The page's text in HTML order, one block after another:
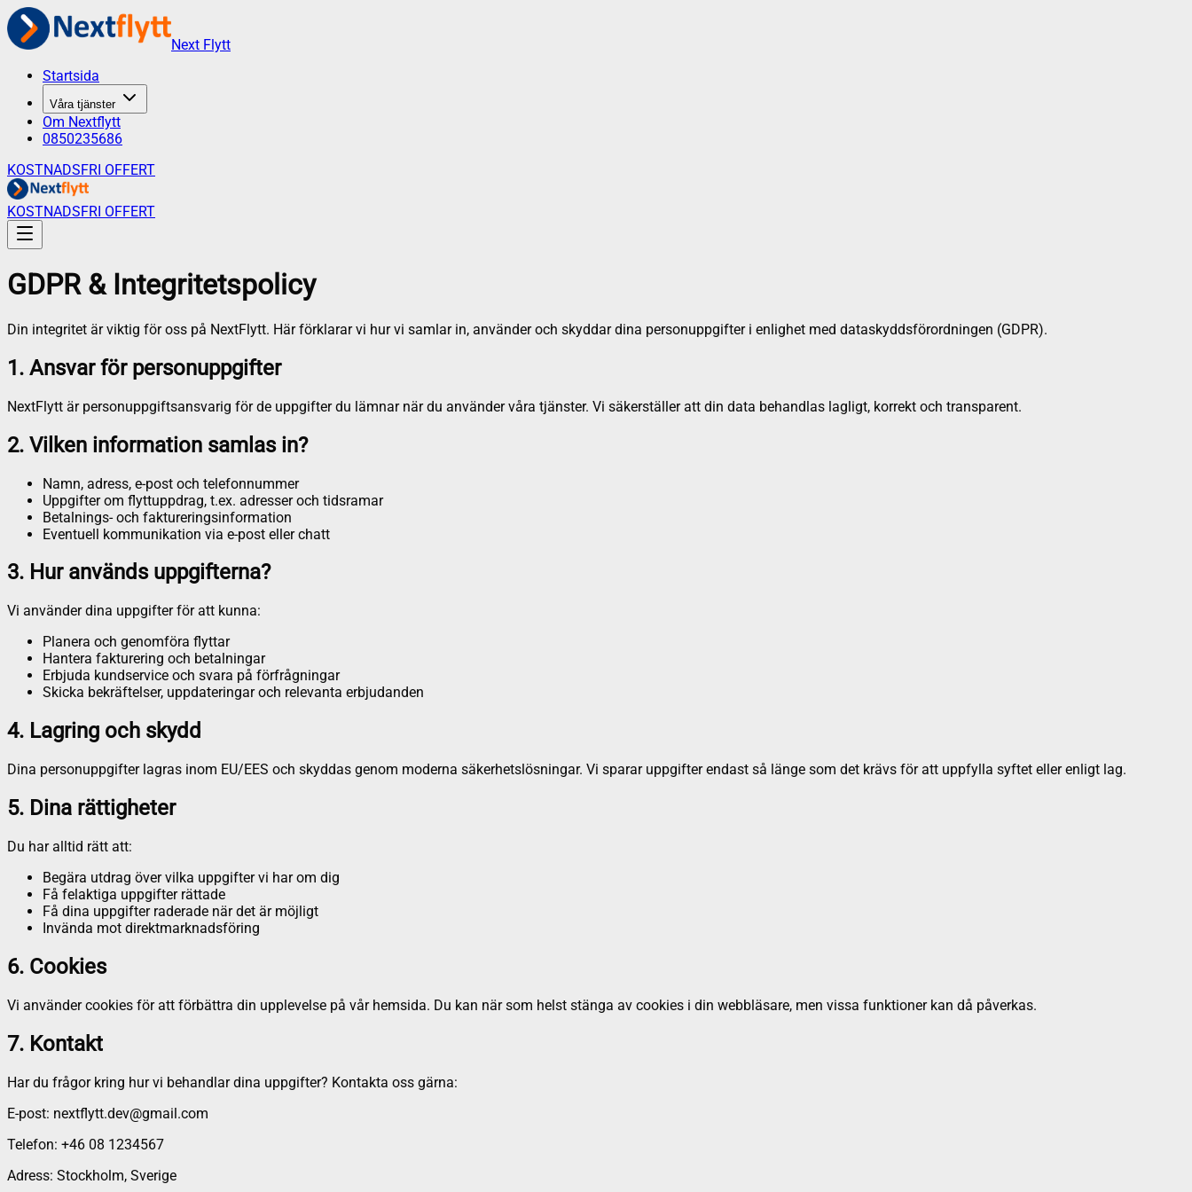
Next Flytt
Startsida
Våra tjänster
Om Nextflytt
0850235686
KOSTNADSFRI OFFERT
KOSTNADSFRI OFFERT
GDPR & Integritetspolicy
Din integritet är viktig för oss på NextFlytt. Här förklarar vi hur vi samlar in, använder och skyddar dina personuppgifter i enlighet med dataskyddsförordningen (GDPR).
1. Ansvar för personuppgifter
NextFlytt är personuppgiftsansvarig för de uppgifter du lämnar när du använder våra tjänster. Vi säkerställer att din data behandlas lagligt, korrekt och transparent.
2. Vilken information samlas in?
Namn, adress, e-post och telefonnummer
Uppgifter om flyttuppdrag, t.ex. adresser och tidsramar
Betalnings- och faktureringsinformation
Eventuell kommunikation via e-post eller chatt
3. Hur används uppgifterna?
Vi använder dina uppgifter för att kunna:
Planera och genomföra flyttar
Hantera fakturering och betalningar
Erbjuda kundservice och svara på förfrågningar
Skicka bekräftelser, uppdateringar och relevanta erbjudanden
4. Lagring och skydd
Dina personuppgifter lagras inom EU/EES och skyddas genom moderna säkerhetslösningar. Vi sparar uppgifter endast så länge som det krävs för att uppfylla syftet eller enligt lag.
5. Dina rättigheter
Du har alltid rätt att:
Begära utdrag över vilka uppgifter vi har om dig
Få felaktiga uppgifter rättade
Få dina uppgifter raderade när det är möjligt
Invända mot direktmarknadsföring
6. Cookies
Vi använder cookies för att förbättra din upplevelse på vår hemsida. Du kan när som helst stänga av cookies i din webbläsare, men vissa funktioner kan då påverkas.
7. Kontakt
Har du frågor kring hur vi behandlar dina uppgifter? Kontakta oss gärna:
E-post: nextflytt.dev@gmail.com
Telefon: +46 08 1234567
Adress: Stockholm, Sverige